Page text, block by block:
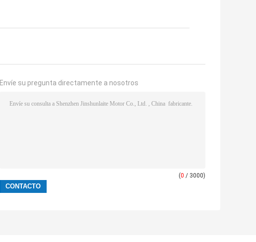
Envíe su pregunta directamente a nosotros
(0 / 3000)